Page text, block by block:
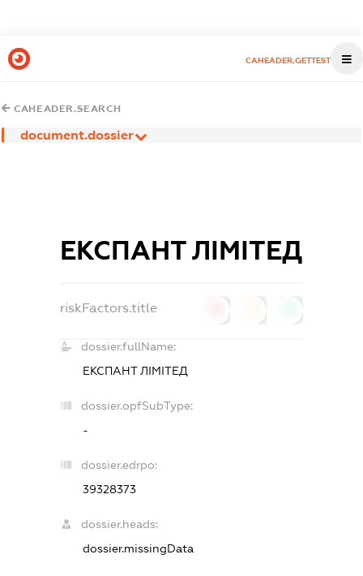
CAHEADER.GETTEST
CAHEADER.SEARCH
document.dossier
ЕКСПАНТ ЛІМІТЕД
riskFactors.title
dossier.fullName:
ЕКСПАНТ ЛІМІТЕД
dossier.opfSubType:
-
dossier.edrpo:
39328373
dossier.heads:
dossier.missingData